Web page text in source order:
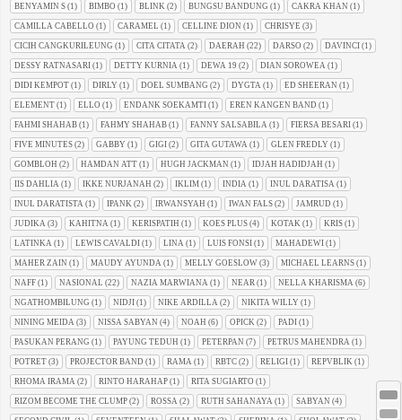
BENYAMIN S (1) BIMBO (1) BLINK (2) BUNGSU BANDUNG (1) CAKRA KHAN (1)
CAMILLA CABELLO (1) CARAMEL (1) CELLINE DION (1) CHRISYE (3)
CICIH CANGKURILEUNG (1) CITA CITATA (2) DAERAH (22) DARSO (2) DAVINCI (1)
DESSY RATNASARI (1) DETTY KURNIA (1) DEWA 19 (2) DIAN SOROWEA (1)
DIDI KEMPOT (1) DIRLY (1) DOEL SUMBANG (2) DYGTA (1) ED SHEERAN (1)
ELEMENT (1) ELLO (1) ENDANK SOEKAMTI (1) EREN KANGEN BAND (1)
FAHMI SHAHAB (1) FAHMY SHAHAB (1) FANNY SALSABILA (1) FIERSA BESARI (1)
FIVE MINUTES (2) GABBY (1) GIGI (2) GITA GUTAWA (1) GLEN FREDLY (1)
GOMBLOH (2) HAMDAN ATT (1) HUGH JACKMAN (1) IDJAH HADIDJAH (1)
IIS DAHLIA (1) IKKE NURJANAH (2) IKLIM (1) INDIA (1) INUL DARATISA (1)
INUL DARATISTA (1) IPANK (2) IRWANSYAH (1) IWAN FALS (2) JAMRUD (1)
JUDIKA (3) KAHITNA (1) KERISPATIH (1) KOES PLUS (4) KOTAK (1) KRIS (1)
LATINKA (1) LEWIS CAVALDI (1) LINA (1) LUIS FONSI (1) MAHADEWI (1)
MAHER ZAIN (1) MAUDY AYUNDA (1) MELLY GOESLOW (3) MICHAEL LEARNS (1)
NAFF (1) NASIONAL (22) NAZIA MARWIANA (1) NEAR (1) NELLA KHARISMA (6)
NGATHOMBILUNG (1) NIDJI (1) NIKE ARDILLA (2) NIKITA WILLY (1)
NINING MEIDA (3) NISSA SABYAN (4) NOAH (6) OPICK (2) PADI (1)
PASUKAN PERANG (1) PAYUNG TEDUH (1) PETERPAN (7) PETRUS MAHENDRA (1)
POTRET (3) PROJECTOR BAND (1) RAMA (1) RBTC (2) RELIGI (1) REPVBLIK (1)
RHOMA IRAMA (2) RINTO HARAHAP (1) RITA SUGIARTO (1)
RIZOM BECOME THE CLUMP (2) ROSSA (2) RUTH SAHANAYA (1) SABYAN (4)